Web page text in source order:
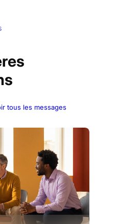
tous les messages